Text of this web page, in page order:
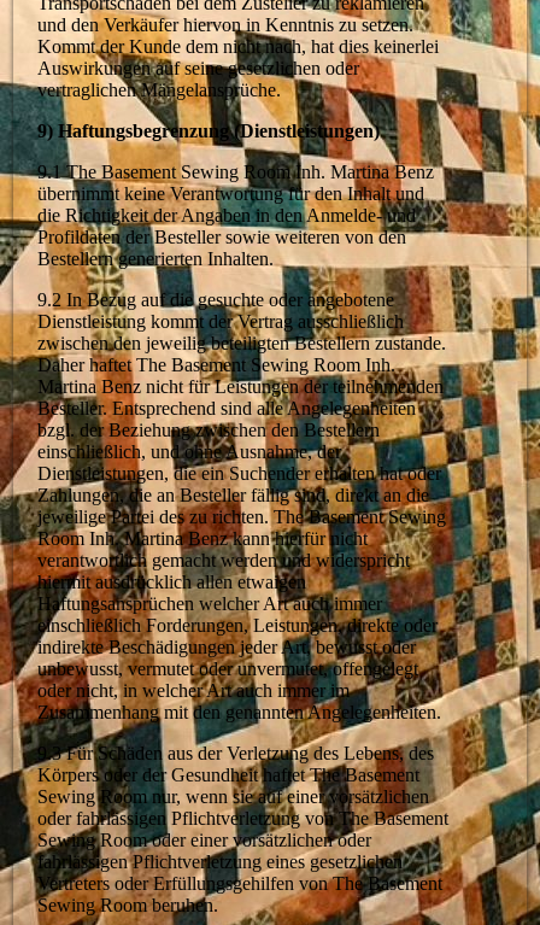
und den Verkäufer hiervon in Kenntnis zu setzen.
Kommt der Kunde dem nicht nach, hat dies keinerlei
Auswirkungen auf seine gesetzlichen oder
vertraglichen Mängelansprüche.
9) Haftungsbegrenzung (Dienstleistungen)
9.1 The Basement Sewing Room Inh. Martina Benz
übernimmt keine Verantwortung für den Inhalt und
die Richtigkeit der Angaben in den Anmelde- und
Profildaten der Besteller sowie weiteren von den
Bestellern generierten Inhalten.
9.2 In Bezug auf die gesuchte oder angebotene
Dienstleistung kommt der Vertrag ausschließlich
zwischen den jeweilig beteiligten Bestellern zustande.
Daher haftet The Basement Sewing Room Inh.
Martina Benz nicht für Leistungen der teilnehmenden
Besteller. Entsprechend sind alle Angelegenheiten
bzgl. der Beziehung zwischen den Bestellern
einschließlich, und ohne Ausnahme, der
Dienstleistungen, die ein Suchender erhalten hat oder
Zahlungen, die an Besteller fällig sind, direkt an die
jeweilige Partei des zu richten. The Basement Sewing
Room Inh. Martina Benz kann hierfür nicht
verantwortlich gemacht werden und widerspricht
hiermit ausdrücklich allen etwaigen
Haftungsansprüchen welcher Art auch immer
einschließlich Forderungen, Leistungen, direkte oder
indirekte Beschädigungen jeder Art, bewusst oder
unbewusst, vermutet oder unvermutet, offengelegt
oder nicht, in welcher Art auch immer im
Zusammenhang mit den genannten Angelegenheiten.
9.3 Für Schäden aus der Verletzung des Lebens, des
Körpers oder der Gesundheit haftet The Basement
Sewing Room nur, wenn sie auf einer vorsätzlichen
oder fahrlässigen Pflichtverletzung von The Basement
Sewing Room oder einer vorsätzlichen oder
fahrlässigen Pflichtverletzung eines gesetzlichen
Vertreters oder Erfüllungsgehilfen von The Basement
Sewing Room beruhen.